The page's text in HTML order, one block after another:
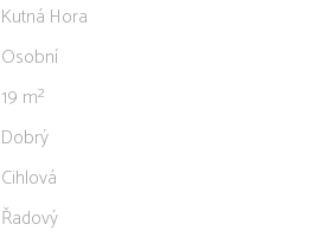
Kutná Hora
Osobní
19 m²
Dobrý
Cihlová
Řadový